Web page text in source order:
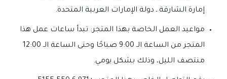
إمارة الشارقة ـ دولة الإمارات العربية المتحدة.
مواعيد العمل الخاصة بهذا المتجر: تبدأ ساعات عمل هذا
المتجر من الساعة الـ 9:00 صباحًا وحتى الساعة الـ 12:00
منتصف الليل، وذلك بشكل يومي.